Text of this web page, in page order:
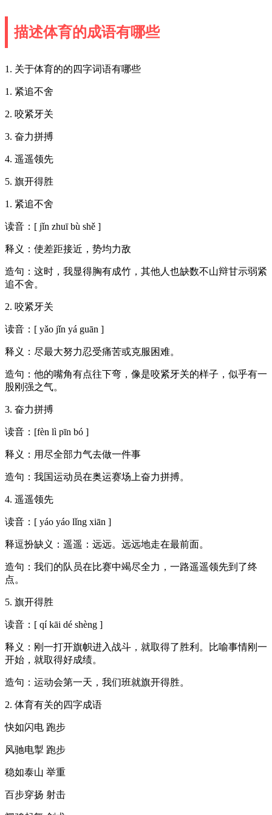
描述体育的成语有哪些
1. 关于体育的的四字词语有哪些
1. 紧追不舍
2. 咬紧牙关
3. 奋力拼搏
4. 遥遥领先
5. 旗开得胜
1. 紧追不舍
读音：[ jǐn zhuī bù shě ]
释义：使差距接近，势均力敌
造句：这时，我显得胸有成竹，其他人也缺数不山辩甘示弱紧
追不舍。
2. 咬紧牙关
读音：[ yǎo jǐn yá guān ]
释义：尽最大努力忍受痛苦或克服困难。
造句：他的嘴角有点往下弯，像是咬紧牙关的样子，似乎有一
股刚强之气。
3. 奋力拼搏
读音：[fèn lì pīn bó ]
释义：用尽全部力气去做一件事
造句：我国运动员在奥运赛场上奋力拼搏。
4. 遥遥领先
读音：[ yáo yáo lǐng xiān ]
释逗扮缺义：遥遥：远远。远远地走在最前面。
造句：我们的队员在比赛中竭尽全力，一路遥遥领先到了终
点。
5. 旗开得胜
读音：[ qí kāi dé shèng ]
释义：刚一打开旗帜进入战斗，就取得了胜利。比喻事情刚一
开始，就取得好成绩。
造句：运动会第一天，我们班就旗开得胜。
2. 体育有关的四字成语
快如闪电 跑步
风驰电掣 跑步
稳如泰山 举重
百步穿扬 射击